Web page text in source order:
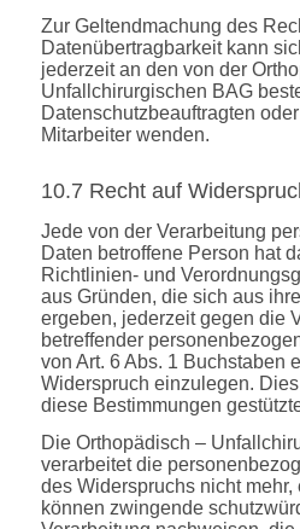
Zur Geltendmachung des
Datenübertragbarkeit kann
jederzeit an den von der
Unfallchirurgischen BAG
Datenschutzbeauftragten
Mitarbeiter wenden.
10.7 Recht auf
Jede von der Verarbeitung
Daten betroffene Person hat
Richtlinien- und
aus Gründen, die sich aus
ergeben, jederzeit gegen die
betreffender
von Art. 6 Abs. 1 Buchstaben
Widerspruch einzulegen.
diese Bestimmungen
Die Orthopädisch –
verarbeitet die
des Widerspruchs nicht mehr,
können zwingende